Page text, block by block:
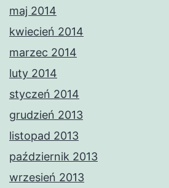
maj 2014
kwiecień 2014
marzec 2014
luty 2014
styczeń 2014
grudzień 2013
listopad 2013
październik 2013
wrzesień 2013